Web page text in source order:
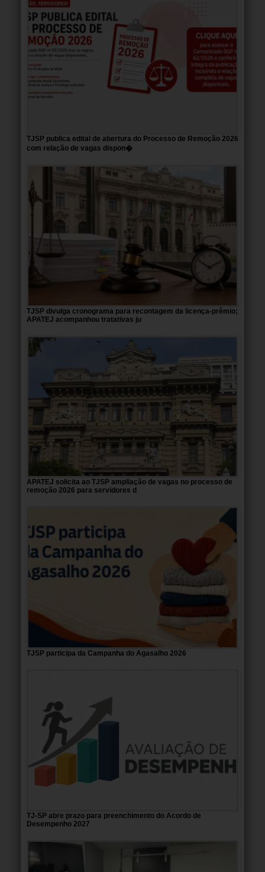
TJSP publica edital de abertura do Processo de Remoção 2026
com relação de vagas dispon�
TJSP divulga cronograma para recontagem da licença-prêmio;
APATEJ acompanhou tratativas ju
APATEJ solicita ao TJSP ampliação de vagas no processo de
remoção 2026 para servidores d
TJSP participa da Campanha do Agasalho 2026
TJ-SP abre prazo para preenchimento do Acordo de
Desempenho 2027